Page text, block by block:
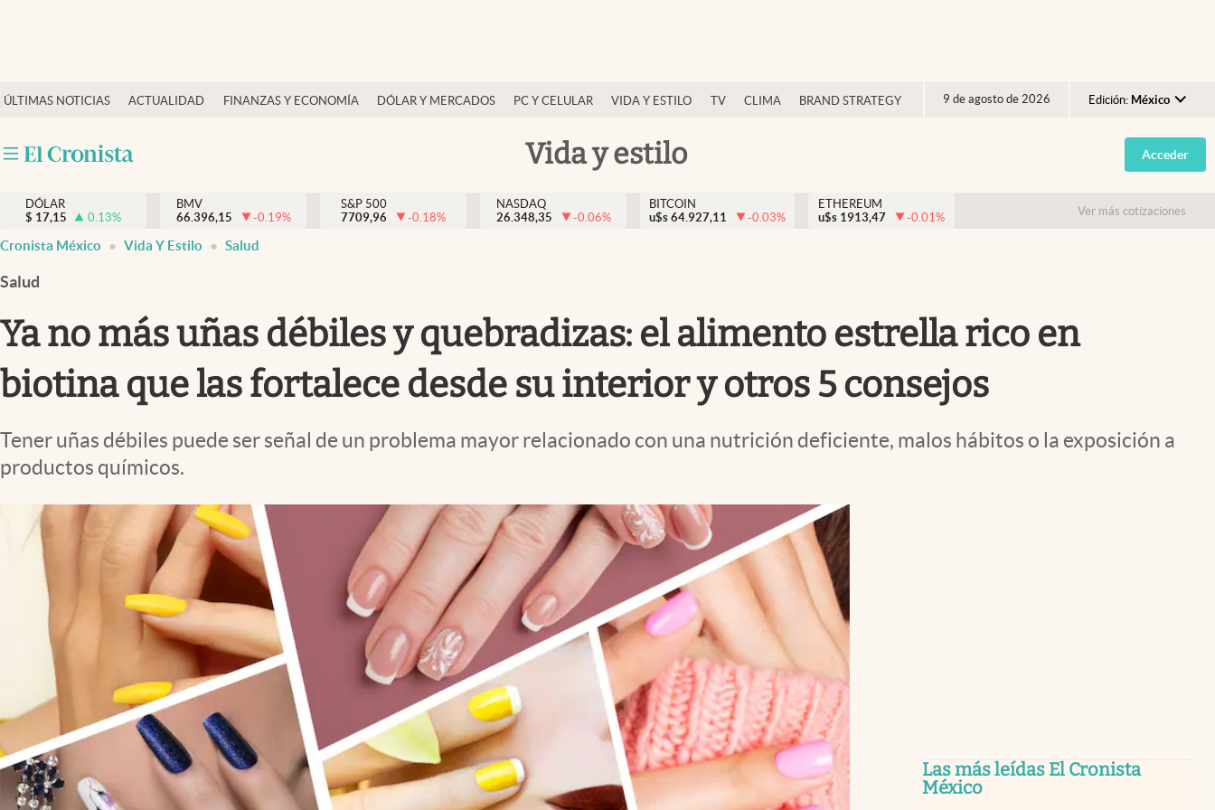
ÚLTIMAS NOTICIAS ACTUALIDAD FINANZAS Y ECONOMÍA DÓLAR Y MERCADOS PC Y CELULAR VIDA Y ESTILO TV CLIMA BRAND STRATEGY 9 de agosto de 2026 Edición: México
Argentina
España
USA
Vida y estilo
Actualidad
Internacionales
Opinión
Brand Strategy
Vida y estilo
Tv
Espiritualidad
abre en nueva pestaña
Acceder
DÓLAR
$ 17,15 0.13%
BMV
66.396,15
-0.19%
S&P 500
7709,96
-0.18%
NASDAQ
26.348,35
-0.06%
BITCOIN
u$s 64.927,11 -0.03%
ETHEREUM
u$s 1913,47 -0.01% Ver más cotizaciones
Cronista México Vida Y Estilo Salud
Salud
Ya no más uñas débiles y quebradizas: el alimento estrella rico en
biotina que las fortalece desde su interior y otros 5 consejos
Tener uñas débiles puede ser señal de un problema mayor relacionado con una nutrición deficiente, malos hábitos o la exposición a
productos químicos.
Las más leídas El Cronista
México